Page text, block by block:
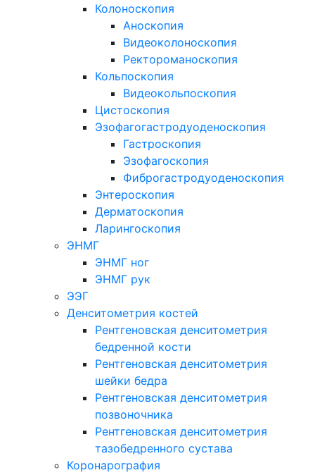
Колоноскопия
Аноскопия
Видеоколоноскопия
Ректороманоскопия
Кольпоскопия
Видеокольпоскопия
Цистоскопия
Эзофагогастродуоденоскопия
Гастроскопия
Эзофагоскопия
Фиброгастродуоденоскопия
Энтероскопия
Дерматоскопия
Ларингоскопия
ЭНМГ
ЭНМГ ног
ЭНМГ рук
ЭЭГ
Денситометрия костей
Рентгеновская денситометрия
бедренной кости
Рентгеновская денситометрия
шейки бедра
Рентгеновская денситометрия
позвоночника
Рентгеновская денситометрия
тазобедренного сустава
Коронарография